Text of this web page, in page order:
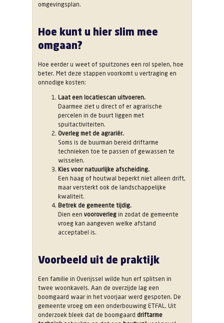
omgevingsplan.
Hoe kunt u hier slim mee
omgaan?
Hoe eerder u weet of spuitzones een rol spelen, hoe
beter. Met deze stappen voorkomt u vertraging en
onnodige kosten:
Laat een locatiescan uitvoeren.
Daarmee ziet u direct of er agrarische
percelen in de buurt liggen met
spuitactiviteiten.
Overleg met de agrariër.
Soms is de buurman bereid driftarme
technieken toe te passen of gewassen te
wisselen.
Kies voor natuurlijke afscheiding.
Een haag of houtwal beperkt niet alleen drift,
maar versterkt ook de landschappelijke
kwaliteit.
Betrek de gemeente tijdig.
Dien een vooroverleg in zodat de gemeente
vroeg kan aangeven welke afstand
acceptabel is.
Voorbeeld uit de praktijk
Een familie in Overijssel wilde hun erf splitsen in
twee woonkavels. Aan de overzijde lag een
boomgaard waar in het voorjaar werd gespoten. De
gemeente vroeg om een onderbouwing ETFAL. Uit
onderzoek bleek dat de boomgaard driftarme